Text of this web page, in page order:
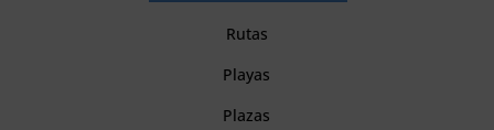
Rutas
Playas
Plazas